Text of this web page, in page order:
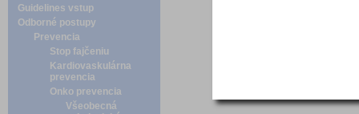
Guidelines vstup
Odborné postupy
Prevencia
Stop fajčeniu
Kardiovaskulárna
prevencia
Onko prevencia
Všeobecná